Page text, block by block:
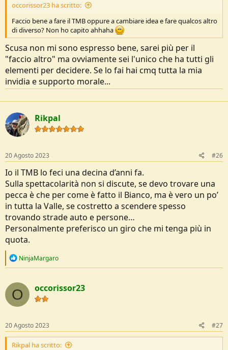
occorissor23 ha scritto:
Faccio bene a fare il TMB oppure a cambiare idea e fare qualcos altro
di diverso? Non ho capito ahhaha
Scusa non mi sono espresso bene, sarei più per il
"faccio altro" ma ovviamente sei l'unico che ha tutti gli
elementi per decidere. Se lo fai hai cmq tutta la mia
invidia e supporto morale...
Rikpal
20 Agosto 2023 #26
Io il TMB lo feci una decina d’anni fa.
Sulla spettacolarità non si discute, se devo trovare una
pecca è che per come è fatto il Bianco, ma è vero un po’
in tutta la Valle, se costretto a scendere spesso
trovando strade auto e persone…
Personalmente preferisco un giro che mi tenga più in
quota.
R
c
t
i
o
s
:
NinjaMargaro
O occorissor23
20 Agosto 2023 #27
Rikpal ha scritto: